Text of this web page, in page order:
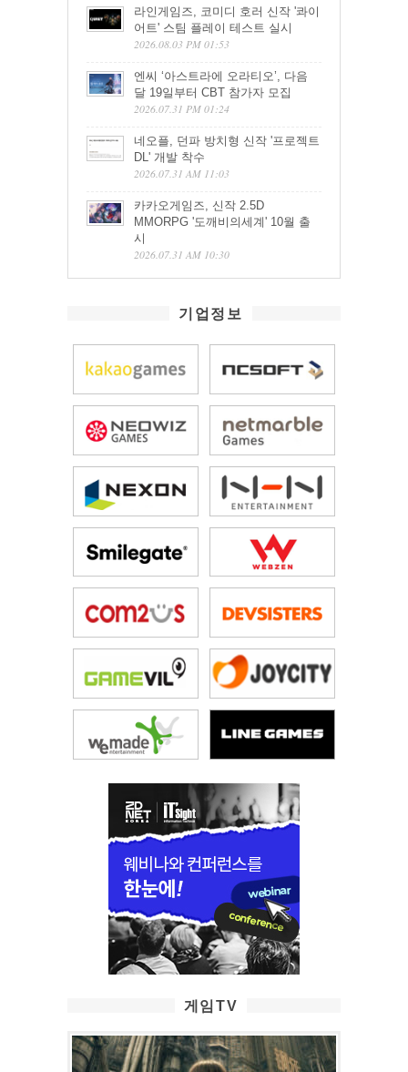
라인게임즈, 코미디 호러 신작 '콰이
어트' 스팀 플레이 테스트 실시
2026.08.03 PM 01:53
엔씨 ‘아스트라에 오라티오’, 다음
달 19일부터 CBT 참가자 모집
2026.07.31 PM 01:24
네오플, 던파 방치형 신작 '프로젝트
DL' 개발 착수
2026.07.31 AM 11:03
카카오게임즈, 신작 2.5D
MMORPG '도깨비의세계' 10월 출
시
2026.07.31 AM 10:30
기업정보
게임TV